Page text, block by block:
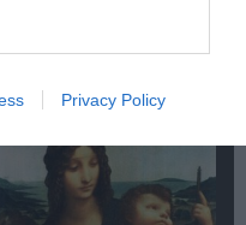
Privacy Policy